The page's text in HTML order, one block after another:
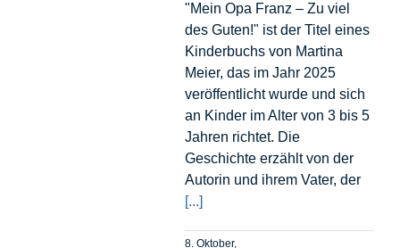
"Mein Opa Franz – Zu viel
des Guten!" ist der Titel eines
Kinderbuchs von Martina
Meier, das im Jahr 2025
veröffentlicht wurde und sich
an Kinder im Alter von 3 bis 5
Jahren richtet. Die
Geschichte erzählt von der
Autorin und ihrem Vater, der
[...]
8. Oktober,